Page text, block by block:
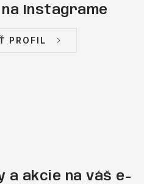
Instagrame
PROFIL
a akcie na váš e-